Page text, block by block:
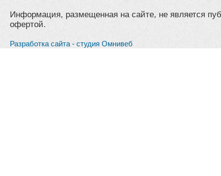
Информация, размещенная на сайте, не является
офертой.
Разработка сайта - студия Омнивеб